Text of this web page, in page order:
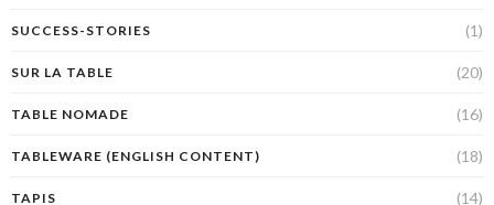
SUCCESS-STORIES (1)
SUR LA TABLE (20)
TABLE NOMADE (16)
TABLEWARE (ENGLISH CONTENT) (18)
TAPIS (14)